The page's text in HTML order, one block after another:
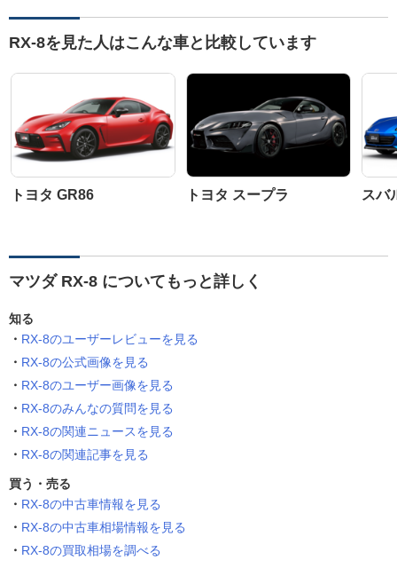
RX-8を見た人はこんな車と比較しています
トヨタ GR86 トヨタ スープラ スバ
マツダ RX-8 についてもっと詳しく
知る
RX-8のユーザーレビューを見る
RX-8の公式画像を見る
RX-8のユーザー画像を見る
RX-8のみんなの質問を見る
RX-8の関連ニュースを見る
RX-8の関連記事を見る
買う・売る
RX-8の中古車情報を見る
RX-8の中古車相場情報を見る
RX-8の買取相場を調べる